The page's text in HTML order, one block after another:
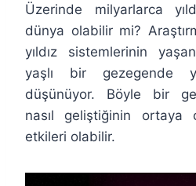
Özyar
Üzerinde milyarlarca
dünya olabilir mi?
yıldız sistemlerinin
yaşlı bir gezegende
düşünüyor. Böyle bir
nasıl geliştiğinin ortaya
etkileri olabilir.